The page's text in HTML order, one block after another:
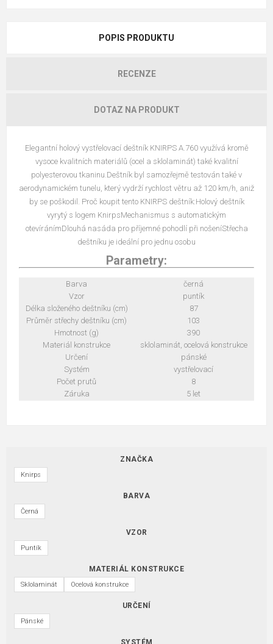
POPIS PRODUKTU
RECENZE
DOTAZ NA PRODUKT
Elegantní holový vystřelovací deštník KNIRPS A.760 využívá kromě
vysoce kvalitních materiálů (ocel a sklolaminát) také kvalitní
polyesterovou tkaninu.Deštník byl samozřejmě testován také v
aerodynamickém tunelu, který vydrží rychlost větru až 120 km/h, aniž
by se poškodil. Proč koupit tento KNIRPS deštník:Holový deštník
vyrytý s logem KnirpsMechanismus s automatickým
otevíránímDlouhá nasáda pro příjemné pohodlí při nošeníStřecha
deštníku je ideální pro jednu osobu
Parametry:
Barva
černá
Vzor
puntík
Délka složeného deštníku (cm)
87
Průměr střechy deštníku (cm)
103
Hmotnost (g)
390
Materiál konstrukce
sklolaminát, ocelová konstrukce
Určení
pánské
Systém
vystřelovací
Počet prutů
8
Záruka
5 let
ZNAČKA
Knirps
BARVA
Černá
VZOR
Puntík
MATERIÁL KONSTRUKCE
Sklolaminát Ocelová konstrukce
URČENÍ
Pánské